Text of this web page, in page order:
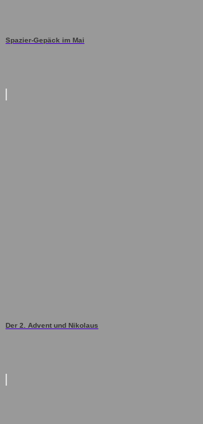
Spazier-Gepäck im Mai
Der 2. Advent und Nikolaus